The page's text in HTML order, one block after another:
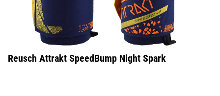
Reusch Attrakt SpeedBump Night Spark